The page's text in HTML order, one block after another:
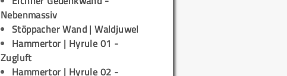
Nebenmassiv
Stöppacher Wand | Waldjuwel
Hammertor | Hyrule 01 -
Zugluft
Hammertor | Hyrule 02 -